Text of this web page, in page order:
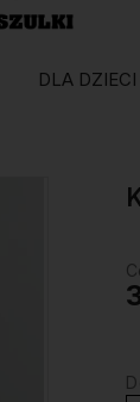
DLA DZIECI